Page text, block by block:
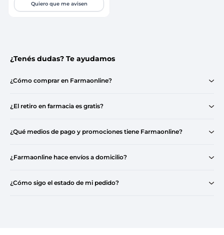
Quiero que me avisen
¿Tenés dudas? Te ayudamos
¿Cómo comprar en Farmaonline?
¿El retiro en farmacia es gratis?
¿Qué medios de pago y promociones tiene Farmaonline?
¿Farmaonline hace envíos a domicilio?
¿Cómo sigo el estado de mi pedido?